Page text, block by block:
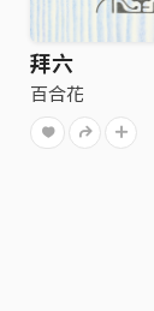
拜六
百合花